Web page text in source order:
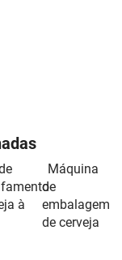
à
Máquina
de
embalagem
de cerveja